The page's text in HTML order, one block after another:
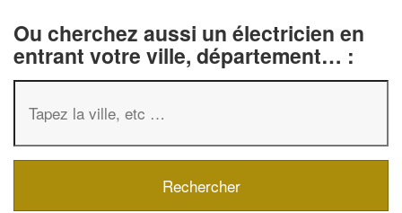
Ou cherchez aussi un électricien en
entrant votre ville, département… :